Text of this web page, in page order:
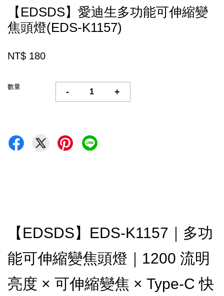
【EDSDS】愛迪生多功能可伸縮變
焦頭燈(EDS-K1157)
NT$ 180
數量
- +
【EDSDS】EDS-K1157｜多功
能可伸縮變焦頭燈｜1200 流明
亮度 × 可伸縮變焦 × Type-C 快